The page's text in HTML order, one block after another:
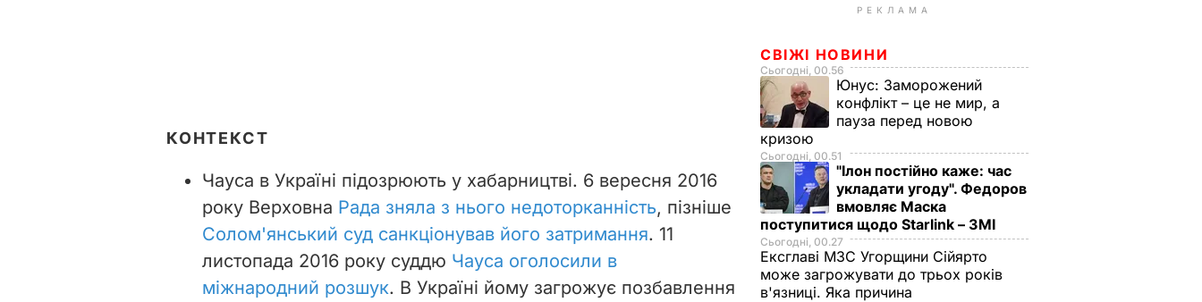
КОНТЕКСТ
Чауса в Україні підозрюють у хабарництві. 6 вересня 2016
року Верховна Рада зняла з нього недоторканність, пізніше
Солом'янський суд санкціонував його затримання. 11
листопада 2016 року суддю Чауса оголосили в
міжнародний розшук. В Україні йому загрожує позбавлення
РЕКЛАМА
СВІЖІ НОВИНИ
Сьогодні, 00.56
Юнус: Заморожений
конфлікт – це не мир, а
пауза перед новою
кризою
Сьогодні, 00.51
"Ілон постійно каже: час
укладати угоду". Федоров
вмовляє Маска
поступитися щодо Starlink – ЗМІ
Сьогодні, 00.27
Ексглаві МЗС Угорщини Сійярто
може загрожувати до трьох років
в'язниці. Яка причина